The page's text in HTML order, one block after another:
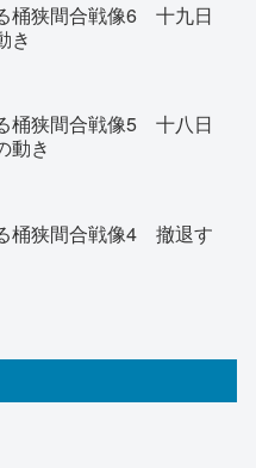
桶狭間合戦像6 十九日
き
桶狭間合戦像5 十八日
動き
桶狭間合戦像4 撤退す